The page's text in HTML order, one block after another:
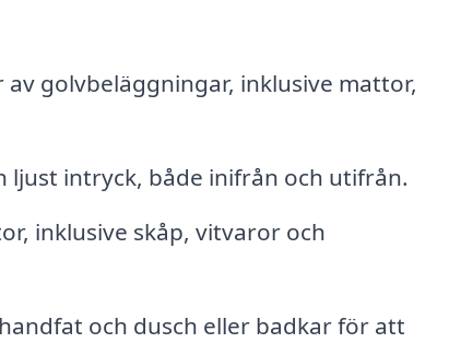
golvbeläggningar, inklusive mattor,
ljust intryck, både inifrån och utifrån.
inklusive skåp, vitvaror och
och dusch eller badkar för att